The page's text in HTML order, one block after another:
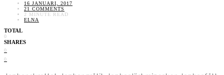
16 JANUARI, 2017
21 COMMENTS
2 MINUTE READ
ELNA
TOTAL
0
SHARES
0
0